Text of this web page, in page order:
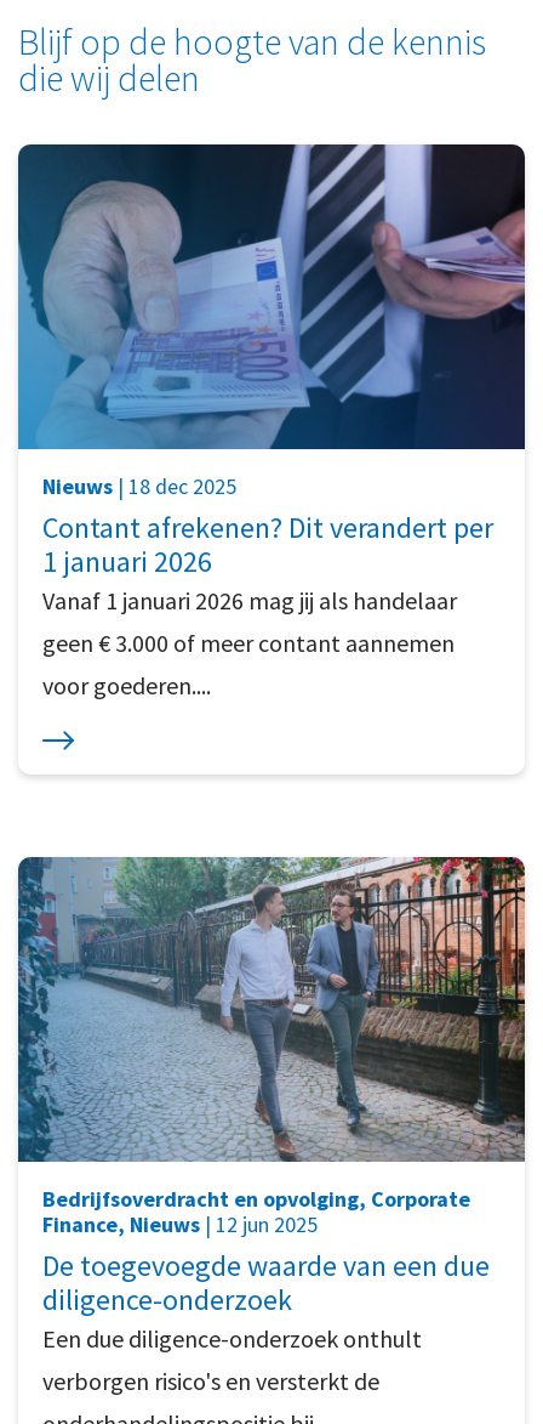
Blijf op de hoogte van de kennis
die wij delen
Nieuws | 18 dec 2025
Contant afrekenen? Dit verandert per
1 januari 2026
Vanaf 1 januari 2026 mag jij als handelaar
geen € 3.000 of meer contant aannemen
voor goederen....
Bedrijfsoverdracht en opvolging, Corporate
Finance, Nieuws | 12 jun 2025
De toegevoegde waarde van een due
diligence-onderzoek
Een due diligence-onderzoek onthult
verborgen risico's en versterkt de